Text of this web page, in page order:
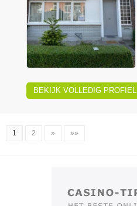
BEKIJK VOLLEDIG PROFIEL
1 2 » »»